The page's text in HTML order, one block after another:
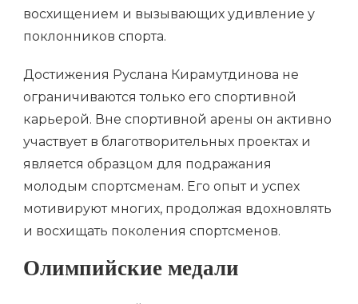
восхищением и вызывающих удивление у
поклонников спорта.
Достижения Руслана Кирамутдинова не
ограничиваются только его спортивной
карьерой. Вне спортивной арены он активно
участвует в благотворительных проектах и
является образцом для подражания
молодым спортсменам. Его опыт и успех
мотивируют многих, продолжая вдохновлять
и восхищать поколения спортсменов.
Олимпийские медали